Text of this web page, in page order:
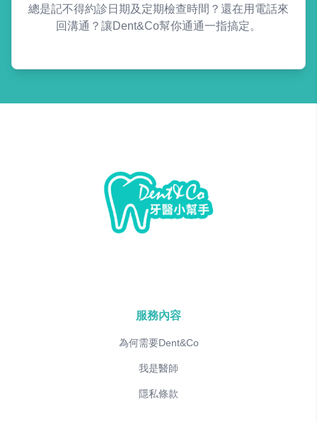
總是記不得約診日期及定期檢查時間？還在用電話來
回溝通？讓Dent&Co幫你通通一指搞定。
服務內容
為何需要Dent&Co
我是醫師
隱私條款